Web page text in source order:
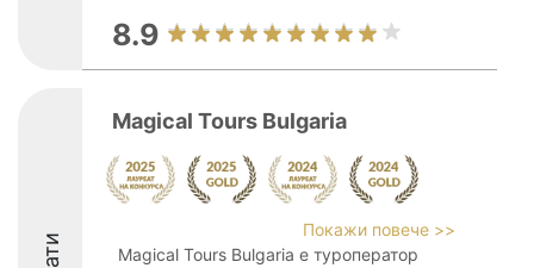
8.9
Magical Tours Bulgaria
Покажи повече >>
Magical Tours Bulgaria е туроператор